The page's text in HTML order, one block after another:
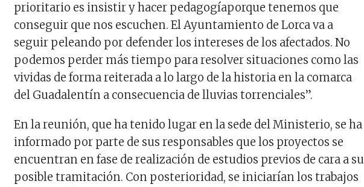
prioritario es insistir y hacer pedagogíaporque tenemos que
conseguir que nos escuchen. El Ayuntamiento de Lorca va a
seguir peleando por defender los intereses de los afectados. No
podemos perder más tiempo para resolver situaciones como las
vividas de forma reiterada a lo largo de la historia en la comarca
del Guadalentín a consecuencia de lluvias torrenciales”.
En la reunión, que ha tenido lugar en la sede del Ministerio, se ha
informado por parte de sus responsables que los proyectos se
encuentran en fase de realización de estudios previos de cara a su
posible tramitación. Con posterioridad, se iniciarían los trabajos